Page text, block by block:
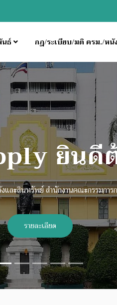
นธ์ กฎ/ระเบียบ/มติ ครม./หนั
ารงาาน
สคส. สพฐ.
รายละเอียด